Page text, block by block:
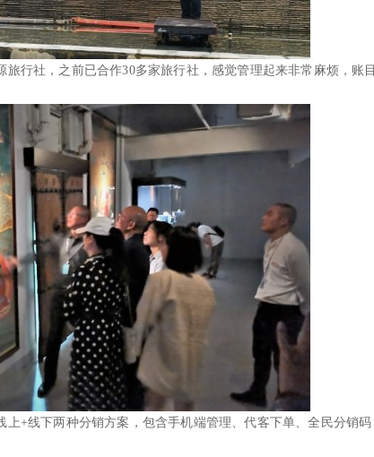
旅行社，之前已合作30多家旅行社，感觉管理起来非常麻烦，账目
上+线下两种分销方案，包含手机端管理、代客下单、全民分销码